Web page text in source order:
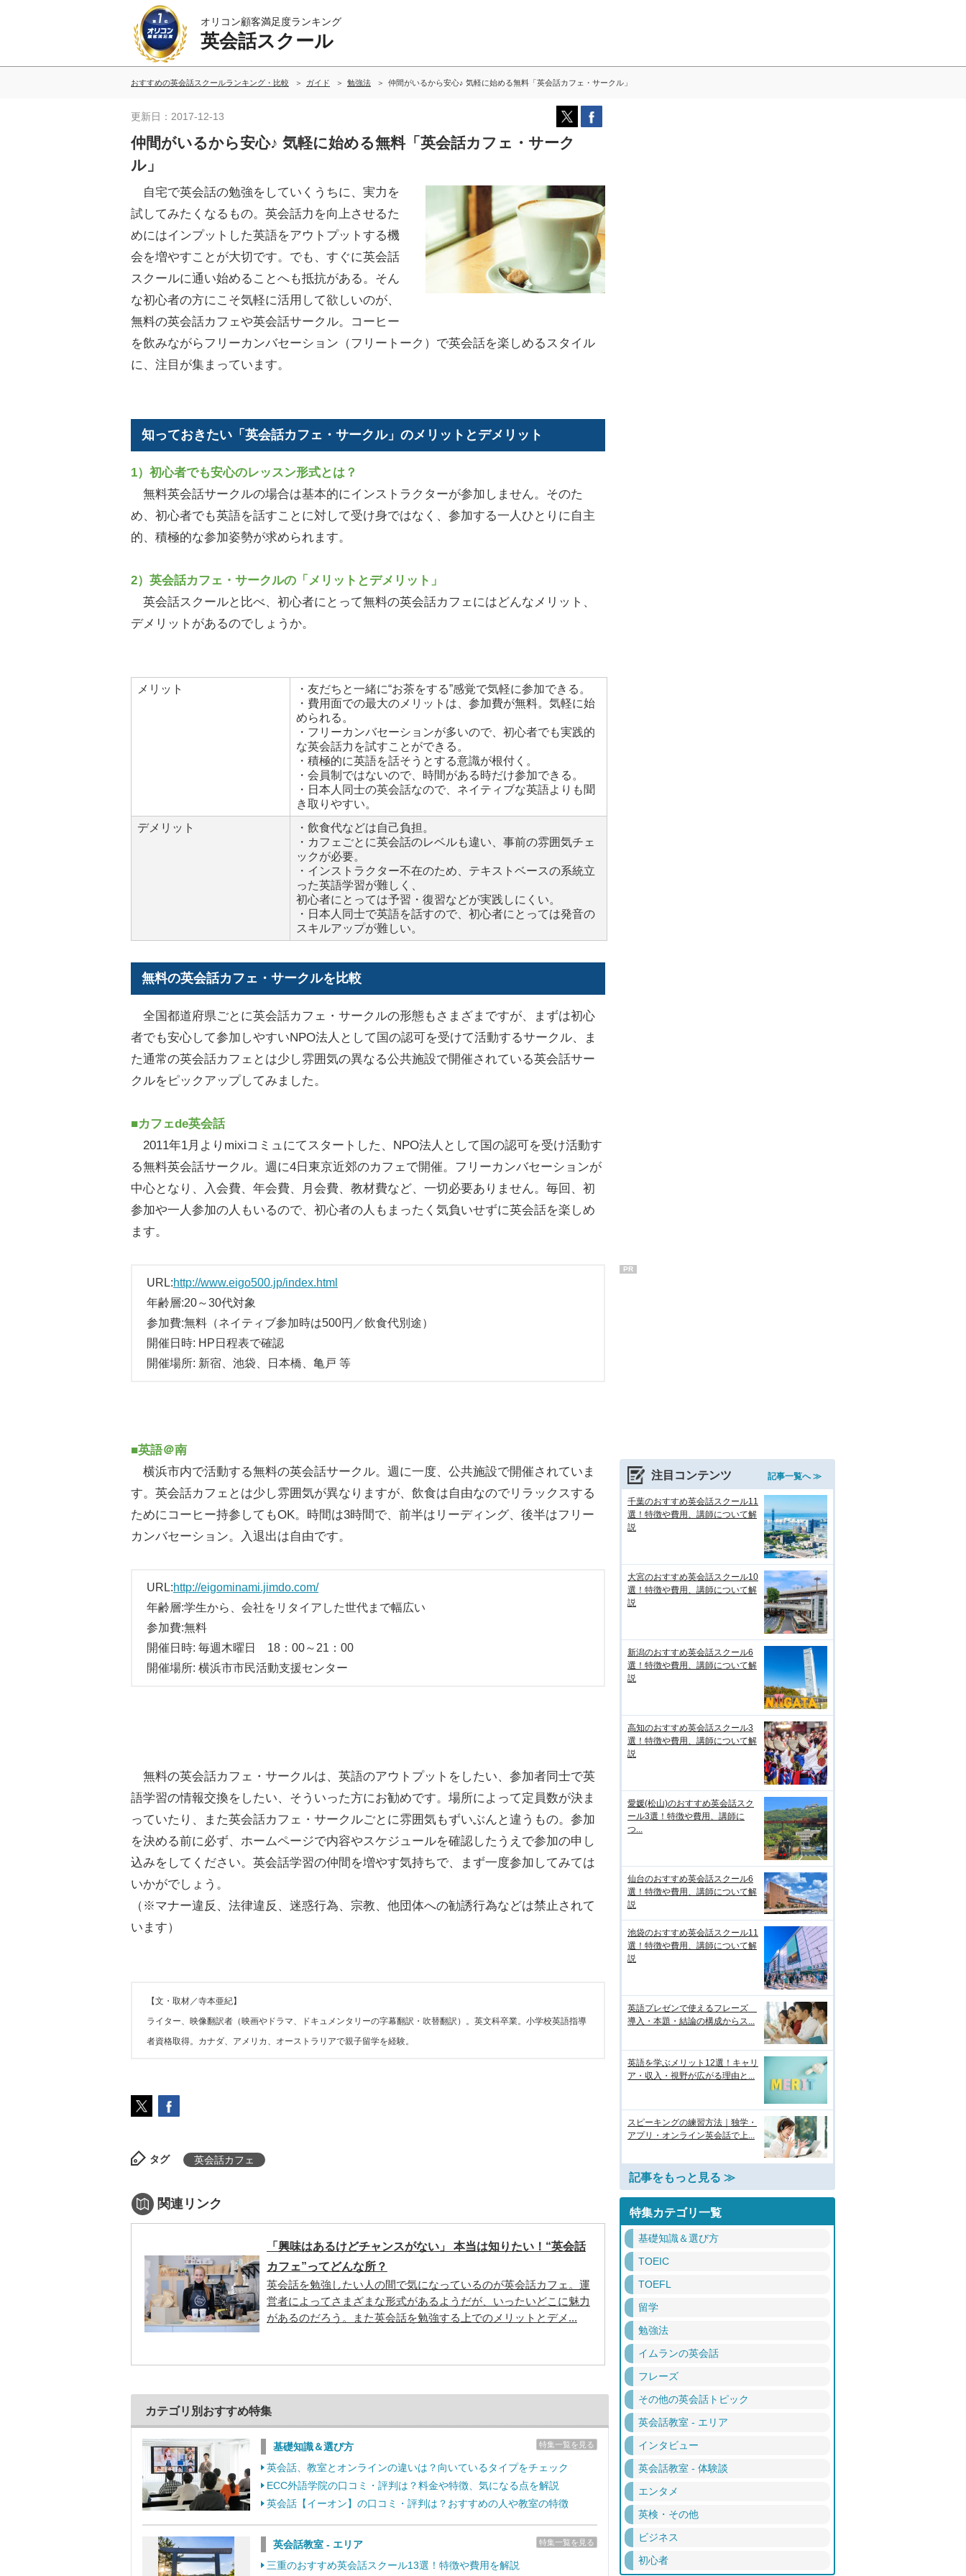
オリコン顧客満足度ランキング
英会話スクール
おすすめの英会話スクールランキング・比較 ガイド 勉強法 仲間がいるから安心♪ 気軽に始める無料「英会話カフェ・サークル」
更新日：2017-12-13
仲間がいるから安心♪ 気軽に始める無料「英会話カフェ・サーク
ル」
自宅で英会話の勉強をしていくうちに、実力を
試してみたくなるもの。英会話力を向上させるた
めにはインプットした英語をアウトプットする機
会を増やすことが大切です。でも、すぐに英会話
スクールに通い始めることへも抵抗がある。そん
な初心者の方にこそ気軽に活用して欲しいのが、
無料の英会話カフェや英会話サークル。コーヒー
を飲みながらフリーカンバセーション（フリートーク）で英会話を楽しめるスタイル
に、注目が集まっています。
知っておきたい「英会話カフェ・サークル」のメリットとデメリット
1）初心者でも安心のレッスン形式とは？
無料英会話サークルの場合は基本的にインストラクターが参加しません。そのた
め、初心者でも英語を話すことに対して受け身ではなく、参加する一人ひとりに自主
的、積極的な参加姿勢が求められます。
2）英会話カフェ・サークルの「メリットとデメリット」
英会話スクールと比べ、初心者にとって無料の英会話カフェにはどんなメリット、
デメリットがあるのでしょうか。
メリット
・友だちと一緒に“お茶をする”感覚で気軽に参加できる。
・費用面での最大のメリットは、参加費が無料。気軽に始
められる。
・フリーカンバセーションが多いので、初心者でも実践的
な英会話力を試すことができる。
・積極的に英語を話そうとする意識が根付く。
・会員制ではないので、時間がある時だけ参加できる。
・日本人同士の英会話なので、ネイティブな英語よりも聞
き取りやすい。
デメリット
・飲食代などは自己負担。
・カフェごとに英会話のレベルも違い、事前の雰囲気チェ
ックが必要。
・インストラクター不在のため、テキストベースの系統立
った英語学習が難しく、
初心者にとっては予習・復習などが実践しにくい。
・日本人同士で英語を話すので、初心者にとっては発音の
スキルアップが難しい。
無料の英会話カフェ・サークルを比較
全国都道府県ごとに英会話カフェ・サークルの形態もさまざまですが、まずは初心
者でも安心して参加しやすいNPO法人として国の認可を受けて活動するサークル、ま
た通常の英会話カフェとは少し雰囲気の異なる公共施設で開催されている英会話サー
クルをピックアップしてみました。
■カフェde英会話
2011年1月よりmixiコミュにてスタートした、NPO法人として国の認可を受け活動す
る無料英会話サークル。週に4日東京近郊のカフェで開催。フリーカンバセーションが
中心となり、入会費、年会費、月会費、教材費など、一切必要ありません。毎回、初
参加や一人参加の人もいるので、初心者の人もまったく気負いせずに英会話を楽しめ
ます。
URL:http://www.eigo500.jp/index.html
年齢層:20～30代対象
参加費:無料（ネイティブ参加時は500円／飲食代別途）
開催日時: HP日程表で確認
開催場所: 新宿、池袋、日本橋、亀戸 等
■英語＠南
横浜市内で活動する無料の英会話サークル。週に一度、公共施設で開催されていま
す。英会話カフェとは少し雰囲気が異なりますが、飲食は自由なのでリラックスする
ためにコーヒー持参してもOK。時間は3時間で、前半はリーディング、後半はフリー
カンバセーション。入退出は自由です。
URL:http://eigominami.jimdo.com/
年齢層:学生から、会社をリタイアした世代まで幅広い
参加費:無料
開催日時: 毎週木曜日 18：00～21：00
開催場所: 横浜市市民活動支援センター
無料の英会話カフェ・サークルは、英語のアウトプットをしたい、参加者同士で英
語学習の情報交換をしたい、そういった方にお勧めです。場所によって定員数が決ま
っていたり、また英会話カフェ・サークルごとに雰囲気もずいぶんと違うもの。参加
を決める前に必ず、ホームページで内容やスケジュールを確認したうえで参加の申し
込みをしてください。英会話学習の仲間を増やす気持ちで、まず一度参加してみては
いかがでしょう。
（※マナー違反、法律違反、迷惑行為、宗教、他団体への勧誘行為などは禁止されて
います）
【文・取材／寺本亜紀】
ライター、映像翻訳者（映画やドラマ、ドキュメンタリーの字幕翻訳・吹替翻訳）。英文科卒業。小学校英語指導
者資格取得。カナダ、アメリカ、オーストラリアで親子留学を経験。
タグ 英会話カフェ
関連リンク
「興味はあるけどチャンスがない」 本当は知りたい！“英会話
カフェ”ってどんな所？
英会話を勉強したい人の間で気になっているのが英会話カフェ。運
営者によってさまざまな形式があるようだが、いったいどこに魅力
があるのだろう。また英会話を勉強する上でのメリットとデメ...
カテゴリ別おすすめ特集
特集一覧を見る
基礎知識＆選び方
英会話、教室とオンラインの違いは？向いているタイプをチェック
ECC外語学院の口コミ・評判は？料金や特徴、気になる点を解説
英会話【イーオン】の口コミ・評判は？おすすめの人や教室の特徴
特集一覧を見る
英会話教室 - エリア
三重のおすすめ英会話スクール13選！特徴や費用を解説
PR
注目コンテンツ 記事一覧へ ≫
千葉のおすすめ英会話スクール11
選！特徴や費用、講師について解
説
大宮のおすすめ英会話スクール10
選！特徴や費用、講師について解
説
新潟のおすすめ英会話スクール6
選！特徴や費用、講師について解
説
高知のおすすめ英会話スクール3
選！特徴や費用、講師について解
説
愛媛(松山)のおすすめ英会話スク
ール3選！特徴や費用、講師に
つ...
仙台のおすすめ英会話スクール6
選！特徴や費用、講師について解
説
池袋のおすすめ英会話スクール11
選！特徴や費用、講師について解
説
英語プレゼンで使えるフレーズ
導入・本題・結論の構成からス...
英語を学ぶメリット12選！キャリ
ア・収入・視野が広がる理由と...
スピーキングの練習方法｜独学・
アプリ・オンライン英会話で上...
記事をもっと見る ≫
特集カテゴリ一覧
基礎知識＆選び方
TOEIC
TOEFL
留学
勉強法
イムランの英会話
フレーズ
その他の英会話トピック
英会話教室 - エリア
インタビュー
英会話教室 - 体験談
エンタメ
英検・その他
ビジネス
初心者